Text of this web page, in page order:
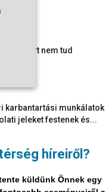
híreiről?
küldünk Önnek egy
Ezért nem tud
a...
karbantartási munkálatok
jeleket festenek és...